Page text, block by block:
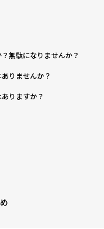
無駄になりませんか？
りませんか？
りますか？